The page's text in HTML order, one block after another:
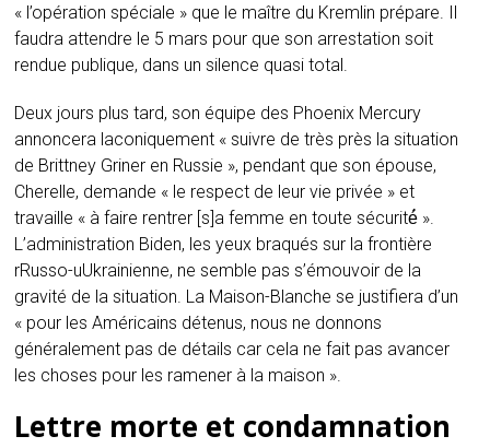
« l’opération spéciale » que le maître du Kremlin prépare. Il
faudra attendre le 5 mars pour que son arrestation soit
rendue publique, dans un silence quasi total.
Deux jours plus tard, son équipe des Phoenix Mercury
annoncera laconiquement « suivre de très près la situation
de Brittney Griner en Russie », pendant que son épouse,
Cherelle, demande « le respect de leur vie privée » et
travaille « à faire rentrer [s]a femme en toute sécurité́ ».
L’administration Biden, les yeux braqués sur la frontière
rRusso-uUkrainienne, ne semble pas s’émouvoir de la
gravité de la situation. La Maison-Blanche se justifiera d’un
« pour les Américains détenus, nous ne donnons
généralement pas de détails car cela ne fait pas avancer
les choses pour les ramener à la maison ».
Lettre morte et condamnation